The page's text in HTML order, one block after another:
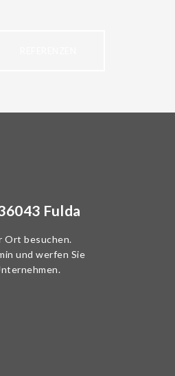
Fulda
Ort besuchen.
und werfen Sie